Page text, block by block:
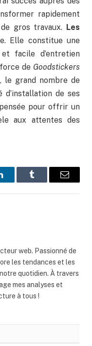
rapidement
gros travaux. Les
Elle constitue une
facile d’entretien
de Goodstickers
le grand nombre de
de ses
pour offrir un
aux attentes des
Tumblr Email
web. Passionné de
les tendances et les
quotidien. À travers
mes analyses et
à tous !